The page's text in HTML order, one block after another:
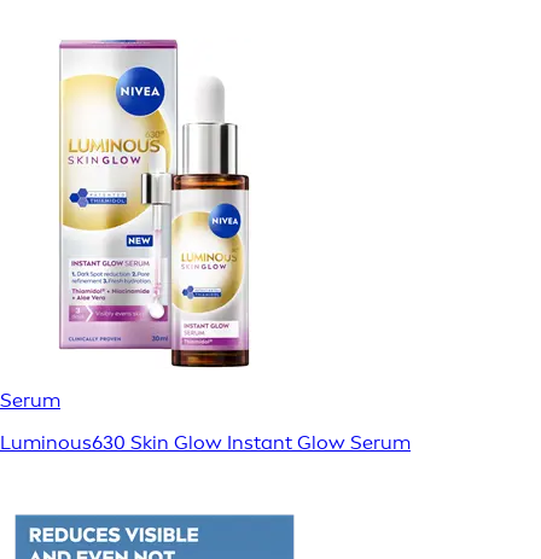
Serum
Luminous630 Skin Glow Instant Glow Serum